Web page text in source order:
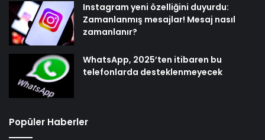
Instagram yeni özelliğini duyurdu:
Zamanlanmış mesajlar! Mesaj nasıl
zamanlanır?
WhatsApp, 2025’ten itibaren bu
telefonlarda desteklenmeyecek
Popüler Haberler